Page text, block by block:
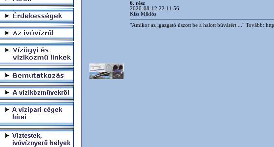
6. rész
2020-08-12 22:11:56
Kiss Miklós
"Amikor az igazgató úszott be a halott búvárért ..." Tovább: